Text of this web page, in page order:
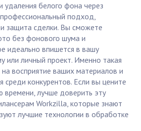
удаления белого фона через
подход,
защита сделки. Вы сможете
без фонового шума и
идеально впишется в вашу
или личный проект. Именно такая
на восприятие ваших материалов и
среди конкурентов. Если вы цените
времени, лучше доверить эту
Workzilla, которые знают
лучшие технологии в обработке